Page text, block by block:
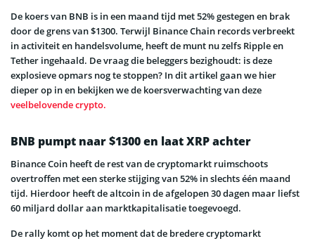
De koers van BNB is in een maand tijd met 52% gestegen en brak
door de grens van $1300. Terwijl Binance Chain records verbreekt
in activiteit en handelsvolume, heeft de munt nu zelfs Ripple en
Tether ingehaald. De vraag die beleggers bezighoudt: is deze
explosieve opmars nog te stoppen? In dit artikel gaan we hier
dieper op in en bekijken we de koersverwachting van deze
veelbelovende crypto.
BNB pumpt naar $1300 en laat XRP achter
Binance Coin heeft de rest van de cryptomarkt ruimschoots
overtroffen met een sterke stijging van 52% in slechts één maand
tijd. Hierdoor heeft de altcoin in de afgelopen 30 dagen maar liefst
60 miljard dollar aan marktkapitalisatie toegevoegd.
De rally komt op het moment dat de bredere cryptomarkt